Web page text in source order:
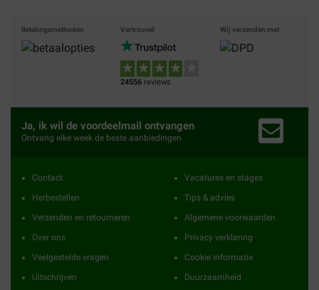
Betalingsmethoden Vertrouwd
24556 reviews
Wij verzenden met
Ja, ik wil de voordeelmail ontvangen
Ontvang elke week de beste aanbiedingen
Contact
Herbestellen
Verzenden en retourneren
Over ons
Veelgestelde vragen
Uitschrijven
Vacatures en stages
Tips & advies
Algemene voorwaarden
Privacy verklaring
Cookie informatie
Duurzaamheid